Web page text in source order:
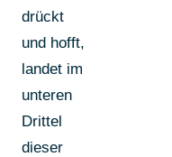
drückt
und hofft,
landet im
unteren
Drittel
dieser